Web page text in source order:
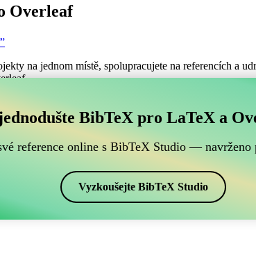
Overleaf
na jednom místě, spolupracujete na referencích a
referencí, který je kompatibilní s
referencí, který je kompatibilní s Overleafem?”
citace a bibliografii v Overleafu, CiteDrive může být
Overleafu.
včetně plainnat-fa. Pokud tedy hledáte snadný
BibTeX pro LaTeX a
reference online s BibTeX Studio —
Vyzkoušejte BibTeX Studio